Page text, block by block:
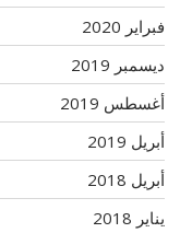
فبراير 2020
ديسمبر 2019
أغسطس 2019
أبريل 2019
أبريل 2018
يناير 2018